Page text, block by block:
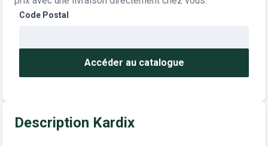
Code Postal
Accéder au catalogue
Description Kardix